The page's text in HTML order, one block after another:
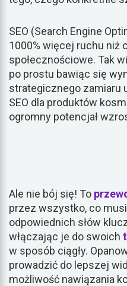
SEO (Search Engine
1000% więcej ruchu niż
społecznościowe. Tak
po prostu bawiąc się
strategicznego zamiaru
SEO dla produktów
ogromny potencjał
Ale nie bój się! To
przez wszystko, co
odpowiednich słów
włączając je do swoich
w sposób ciągły.
prowadzić do lepszej
możliwość nawiązania